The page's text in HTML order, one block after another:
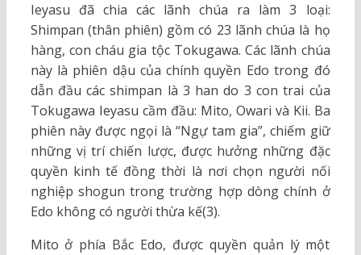
Ieyasu đã chia các lãnh chúa ra làm 3 loại:
Shimpan (thân phiên) gồm có 23 lãnh chúa là họ
hàng, con cháu gia tộc Tokugawa. Các lãnh chúa
này là phiên dậu của chính quyền Edo trong đó
dẫn đầu các shimpan là 3 han do 3 con trai của
Tokugawa Ieyasu cầm đầu: Mito, Owari và Kii. Ba
phiên này được ngọi là “Ngự tam gia”, chiếm giữ
những vị trí chiến lược, được hưởng những đặc
quyền kinh tế đồng thời là nơi chọn người nối
nghiệp shogun trong trường hợp dòng chính ở
Edo không có người thừa kế(3).
Mito ở phía Bắc Edo, được quyền quản lý một